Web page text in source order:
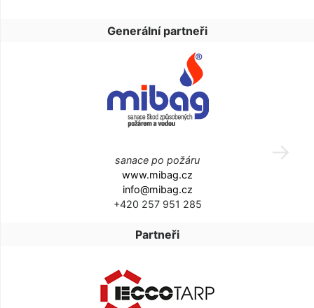
Generální partneři
sanace po požáru
www.mibag.cz
info@mibag.cz
+420 257 951 285
Partneři